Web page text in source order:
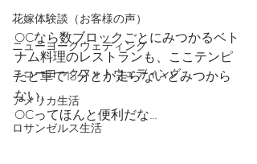
花嫁体験談（お客様の声）
ニューヨークウェディング
ニューヨークフォトウェディング
アメリカ生活
ロサンゼルス生活
OCなら数ブロックごとにみつかるベト
ナム料理のレストランも、ここテンピ
だと車で15分とか走らないとみつから
ない。
OCってほんと便利だな…